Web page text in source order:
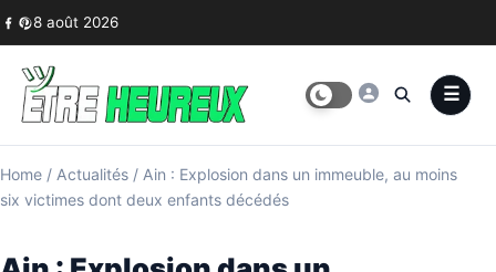
Skip to content
8 août 2026
Home / Actualités / Ain : Explosion dans un immeuble, au moins
six victimes dont deux enfants décédés